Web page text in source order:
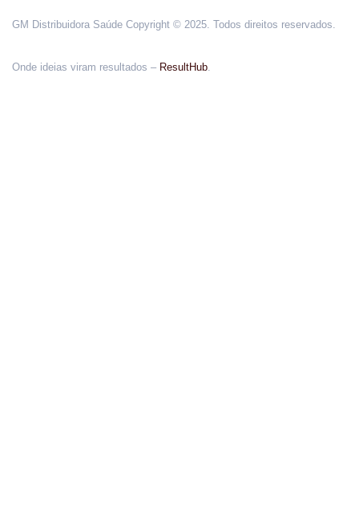
GM Distribuidora Saúde Copyright © 2025. Todos direitos reservados.
Onde ideias viram resultados – ResultHub.